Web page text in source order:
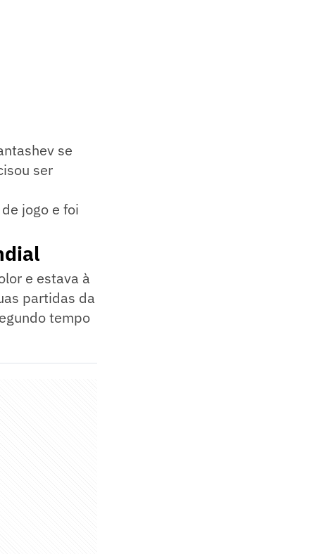
se
ser
jogo e foi
e estava à
partidas da
tempo